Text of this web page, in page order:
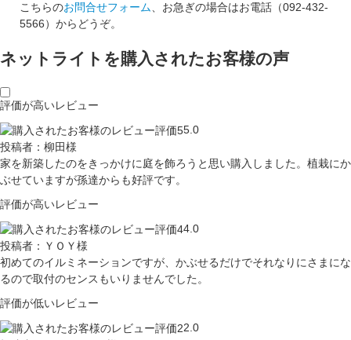
こちらのお問合せフォーム、お急ぎの場合はお電話（092-432-
5566）からどうぞ。
ネットライトを購入されたお客様の声
評価が高いレビュー
5.0
投稿者：柳田様
家を新築したのをきっかけに庭を飾ろうと思い購入しました。植栽にか
ぶせていますが孫達からも好評です。
評価が高いレビュー
4.0
投稿者：ＹＯＹ様
初めてのイルミネーションですが、かぶせるだけでそれなりにさまにな
るので取付のセンスもいりませんでした。
評価が低いレビュー
2.0